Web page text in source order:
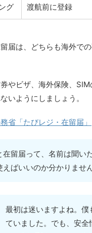
グ 渡航前に登録
届は、どちらも海外で
やビザ、海外保険、
いようにしましょう。
省「たびレジ・在留届」
在留届って、名前は聞い
えばいいのか分かりません
最初は迷いますよね。
ていました。でも、安